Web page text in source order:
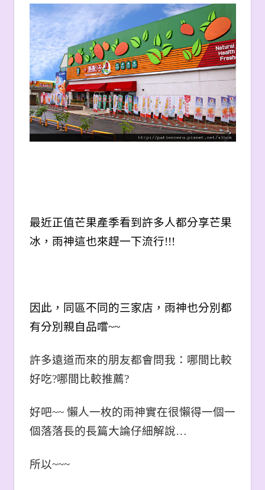
最近正值芒果產季看到許多人都分享芒果
冰，雨神這也來趕一下流行!!!
因此，同區不同的三家店，雨神也分別都
有分別親自品嚐~~
許多遠道而來的朋友都會問我：哪間比較
好吃?哪間比較推薦?
好吧~~ 懶人一枚的雨神實在很懶得一個一
個落落長的長篇大論仔細解說…
所以~~~